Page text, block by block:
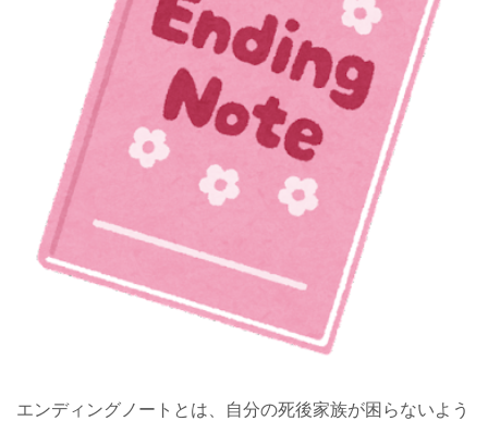
エンディングノートとは、自分の死後家族が困らないよう